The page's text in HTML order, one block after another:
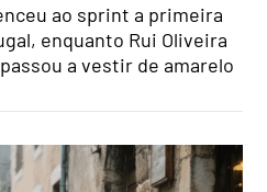
ao sprint a primeira
enquanto Rui Oliveira
a vestir de amarelo